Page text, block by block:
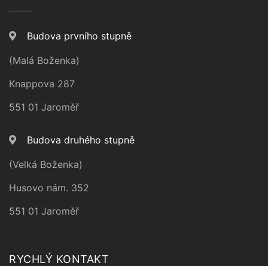
Budova prvního stupně
(Malá Boženka)
Knappova 287
551 01 Jaroměř
Budova druhého stupně
(Velká Boženka)
Husovo nám. 352
551 01 Jaroměř
RYCHLÝ KONTAKT